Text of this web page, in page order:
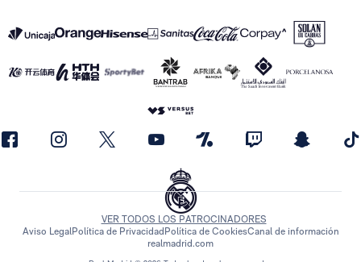
VER TODOS LOS PATROCINADORES
Aviso LegalPolítica de Privacidad Política de CookiesCanal de información
realmadrid.com